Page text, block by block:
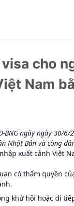
cho
Nam
BNG ngày ngày 30/
Nhật Bản và công
xuất cảnh Việt
có thẩm quyền
khứ hồi hoặc đi